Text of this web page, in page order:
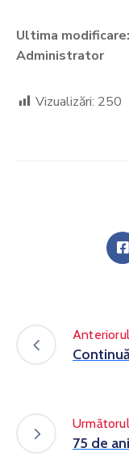
Ultima modificare:
Administrator
Vizualizări: 250
Anteriorul
Următorul
75 de